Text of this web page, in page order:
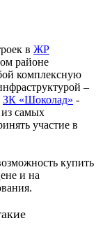
в ЖР
районе
комплексную
–
ЗК «Шоколад» -
из самых
участие в
купить
и на